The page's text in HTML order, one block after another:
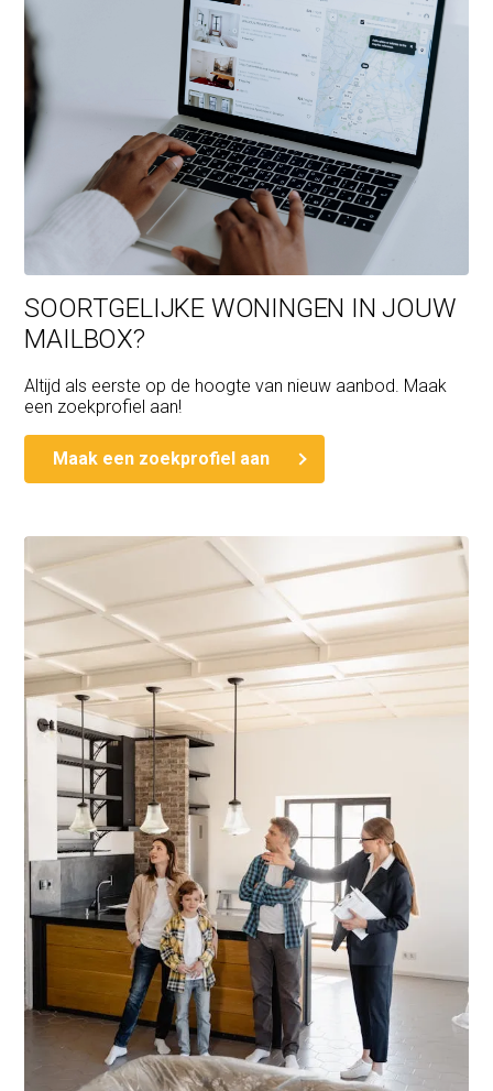
SOORTGELIJKE WONINGEN IN JOUW
MAILBOX?
Altijd als eerste op de hoogte van nieuw aanbod. Maak
een zoekprofiel aan!
Maak een zoekprofiel aan